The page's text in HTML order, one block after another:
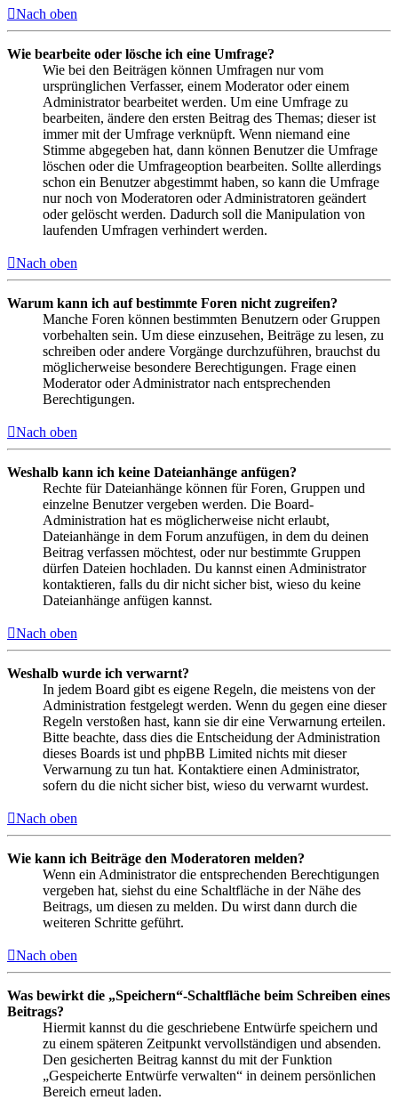
Nach oben
Wie bearbeite oder lösche ich eine Umfrage?
Wie bei den Beiträgen können Umfragen nur vom
ursprünglichen Verfasser, einem Moderator oder einem
Administrator bearbeitet werden. Um eine Umfrage zu
bearbeiten, ändere den ersten Beitrag des Themas; dieser ist
immer mit der Umfrage verknüpft. Wenn niemand eine
Stimme abgegeben hat, dann können Benutzer die Umfrage
löschen oder die Umfrageoption bearbeiten. Sollte allerdings
schon ein Benutzer abgestimmt haben, so kann die Umfrage
nur noch von Moderatoren oder Administratoren geändert
oder gelöscht werden. Dadurch soll die Manipulation von
laufenden Umfragen verhindert werden.
Nach oben
Warum kann ich auf bestimmte Foren nicht zugreifen?
Manche Foren können bestimmten Benutzern oder Gruppen
vorbehalten sein. Um diese einzusehen, Beiträge zu lesen, zu
schreiben oder andere Vorgänge durchzuführen, brauchst du
möglicherweise besondere Berechtigungen. Frage einen
Moderator oder Administrator nach entsprechenden
Berechtigungen.
Nach oben
Weshalb kann ich keine Dateianhänge anfügen?
Rechte für Dateianhänge können für Foren, Gruppen und
einzelne Benutzer vergeben werden. Die Board-
Administration hat es möglicherweise nicht erlaubt,
Dateianhänge in dem Forum anzufügen, in dem du deinen
Beitrag verfassen möchtest, oder nur bestimmte Gruppen
dürfen Dateien hochladen. Du kannst einen Administrator
kontaktieren, falls du dir nicht sicher bist, wieso du keine
Dateianhänge anfügen kannst.
Nach oben
Weshalb wurde ich verwarnt?
In jedem Board gibt es eigene Regeln, die meistens von der
Administration festgelegt werden. Wenn du gegen eine dieser
Regeln verstoßen hast, kann sie dir eine Verwarnung erteilen.
Bitte beachte, dass dies die Entscheidung der Administration
dieses Boards ist und phpBB Limited nichts mit dieser
Verwarnung zu tun hat. Kontaktiere einen Administrator,
sofern du die nicht sicher bist, wieso du verwarnt wurdest.
Nach oben
Wie kann ich Beiträge den Moderatoren melden?
Wenn ein Administrator die entsprechenden Berechtigungen
vergeben hat, siehst du eine Schaltfläche in der Nähe des
Beitrags, um diesen zu melden. Du wirst dann durch die
weiteren Schritte geführt.
Nach oben
Was bewirkt die „Speichern“-Schaltfläche beim Schreiben eines
Beitrags?
Hiermit kannst du die geschriebene Entwürfe speichern und
zu einem späteren Zeitpunkt vervollständigen und absenden.
Den gesicherten Beitrag kannst du mit der Funktion
„Gespeicherte Entwürfe verwalten“ in deinem persönlichen
Bereich erneut laden.